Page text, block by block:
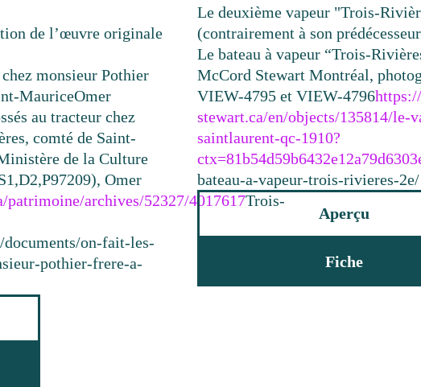
de l’œuvre originale
monsieur Pothier
MauriceOmer
au tracteur chez
comté de Saint-
de la Culture
Omer
patrimoine/archives/52327/4017617Trois-
on-fait-les-
pothier-frere-a-
Le deuxième vapeur "Trois-
(contrairement à son
Le bateau à vapeur “Trois-
McCord Stewart Montréal,
VIEW-4795 et VIEW-4796
stewart.ca/en/objects/135814/
saintlaurent-qc-1910?
bateau-a-vapeur-trois-rivieres-2e/
Aperçu
Fiche